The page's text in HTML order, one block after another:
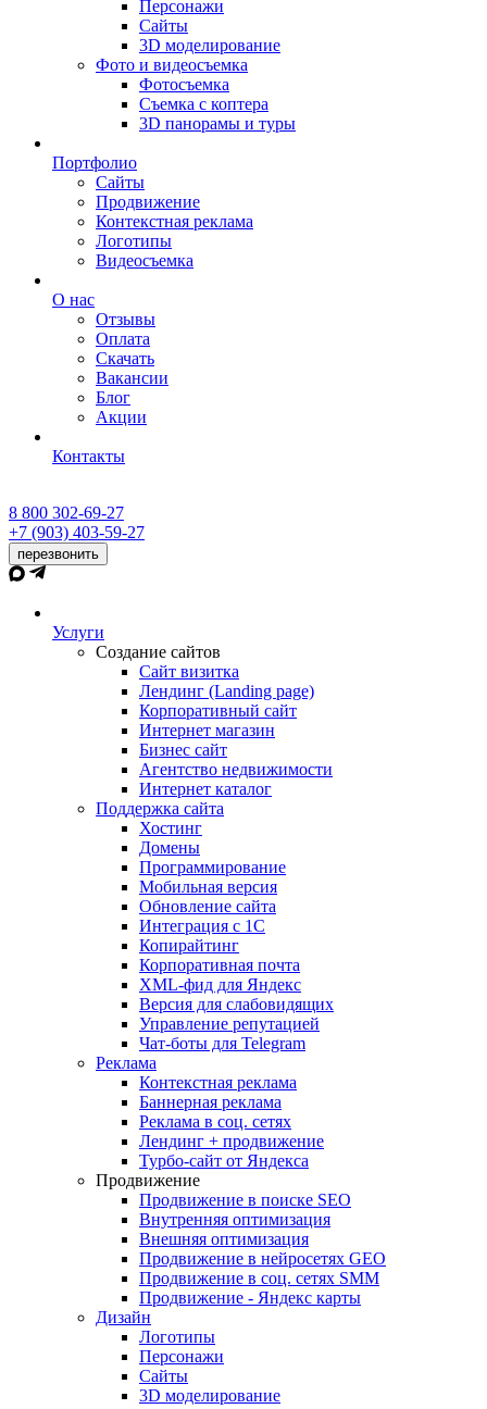
Персонажи
Сайты
3D моделирование
Фото и видеосъемка
Фотосъемка
Съемка с коптера
3D панорамы и туры
Портфолио
Сайты
Продвижение
Контекстная реклама
Логотипы
Видеосъемка
О нас
Отзывы
Оплата
Скачать
Вакансии
Блог
Акции
Контакты
8 800 302-69-27
+7 (903) 403-59-27
перезвонить
Услуги
Создание сайтов
Сайт визитка
Лендинг (Landing page)
Корпоративный сайт
Интернет магазин
Бизнес сайт
Агентство недвижимости
Интернет каталог
Поддержка сайта
Хостинг
Домены
Программирование
Мобильная версия
Обновление сайта
Интеграция с 1С
Копирайтинг
Корпоративная почта
XML-фид для Яндекс
Версия для слабовидящих
Управление репутацией
Чат-боты для Telegram
Реклама
Контекстная реклама
Баннерная реклама
Реклама в соц. сетях
Лендинг + продвижение
Турбо-сайт от Яндекса
Продвижение
Продвижение в поиске SEO
Внутренняя оптимизация
Внешняя оптимизация
Продвижение в нейросетях GEO
Продвижение в соц. сетях SMM
Продвижение - Яндекс карты
Дизайн
Логотипы
Персонажи
Сайты
3D моделирование